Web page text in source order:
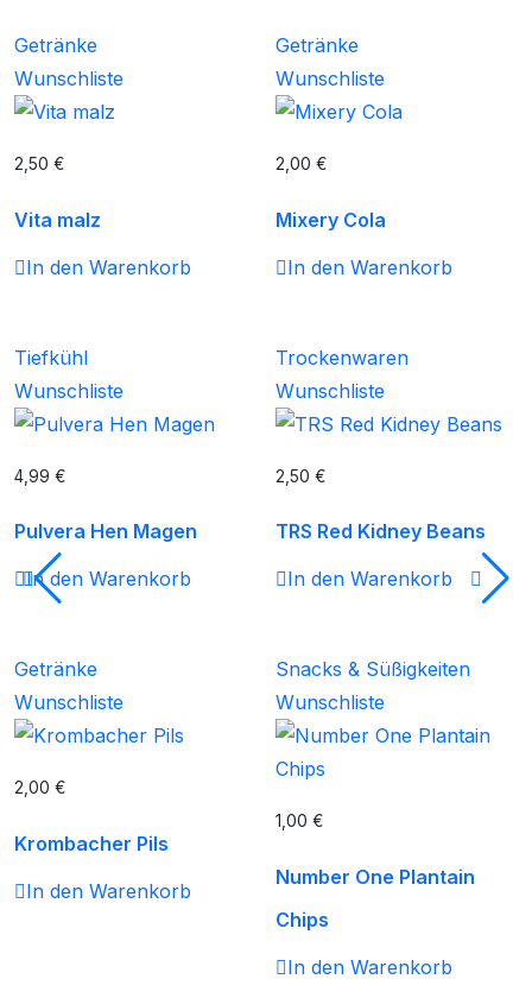
Getränke
Wunschliste
2,50 €
Vita malz
In den Warenkorb
Getränke
Wunschliste
2,00€
Mixery Cola
In den Warenkorb
Tiefkühl
Wunschliste
4,99 €
Pulvera Hen Magen
In den Warenkorb
Trockenwaren
Wunschliste
2,50€
TRS Red Kidney Beans
In den Warenkorb
Getränke
Wunschliste
2,00 €
Krombacher Pils
In den Warenkorb
Snacks & Süßigkeiten
Wunschliste
1,00€
Number One Plantain
Chips
In den Warenkorb